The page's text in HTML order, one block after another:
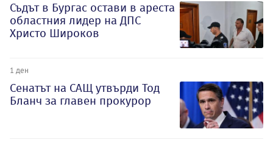
Съдът в Бургас остави в ареста
областния лидер на ДПС
Христо Широков
1 ден
Сенатът на САЩ утвърди Тод
Бланч за главен прокурор